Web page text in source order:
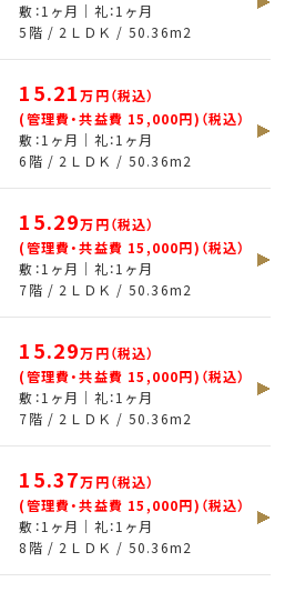
敷：1ヶ月｜礼：1ヶ月
5階 / 2ＬＤＫ / 50.36m2
15.21万円（税込）
(管理費・共益費 15,000円)（税込）
敷：1ヶ月｜礼：1ヶ月
6階 / 2ＬＤＫ / 50.36m2
15.29万円（税込）
(管理費・共益費 15,000円)（税込）
敷：1ヶ月｜礼：1ヶ月
7階 / 2ＬＤＫ / 50.36m2
15.29万円（税込）
(管理費・共益費 15,000円)（税込）
敷：1ヶ月｜礼：1ヶ月
7階 / 2ＬＤＫ / 50.36m2
15.37万円（税込）
(管理費・共益費 15,000円)（税込）
敷：1ヶ月｜礼：1ヶ月
8階 / 2ＬＤＫ / 50.36m2